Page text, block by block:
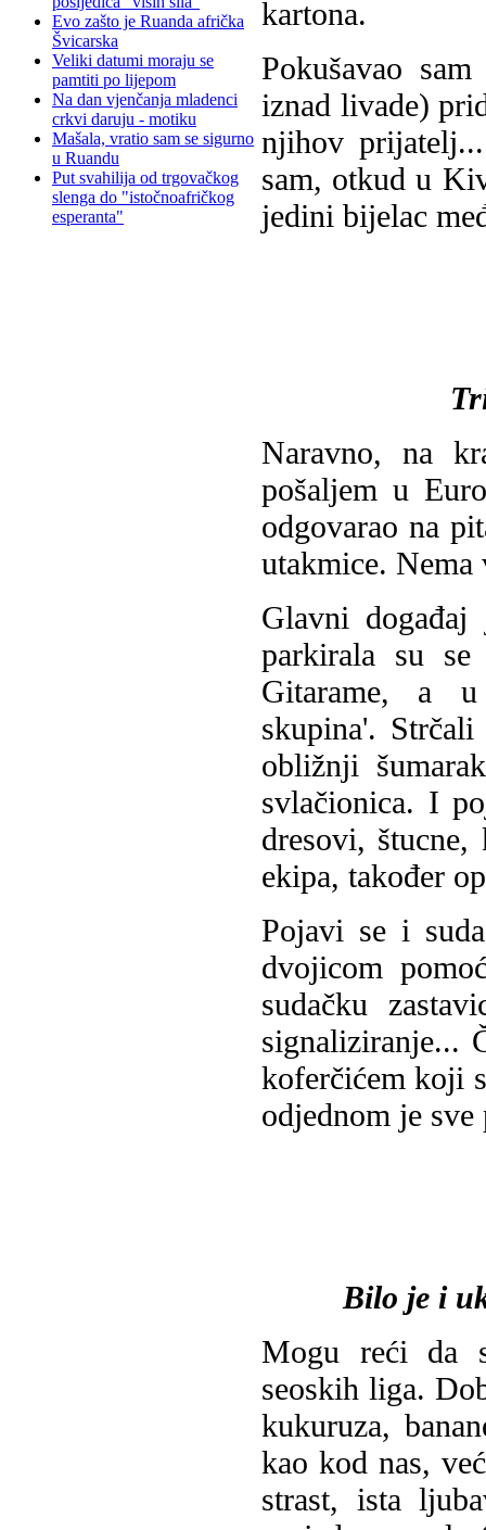
Evo zašto je Ruanda afrička
Švicarska
Veliki datumi moraju se
pamtiti po lijepom
Na dan vjenčanja mladenci
crkvi daruju - motiku
Mašala, vratio sam se sigurno
u Ruandu
Put svahilija od trgovačkog
slenga do "istočnoafričkog
esperanta"
kartona.
Pokušavao
iznad livade)
njihov
sam, otkud u
jedini bijelac
Naravno, na
pošaljem u
odgovarao na
utakmice. Nema
Glavni
parkirala su
Gitarame, a u
skupina'.
obližnji
svlačionica. I
dresovi, štucne,
ekipa, također
Pojavi se i
dvojicom
sudačku
signaliziranje...
koferčićem koji
odjednom je
Bilo je i
Mogu reći da
seoskih liga.
kukuruza,
kao kod nas,
strast, ista